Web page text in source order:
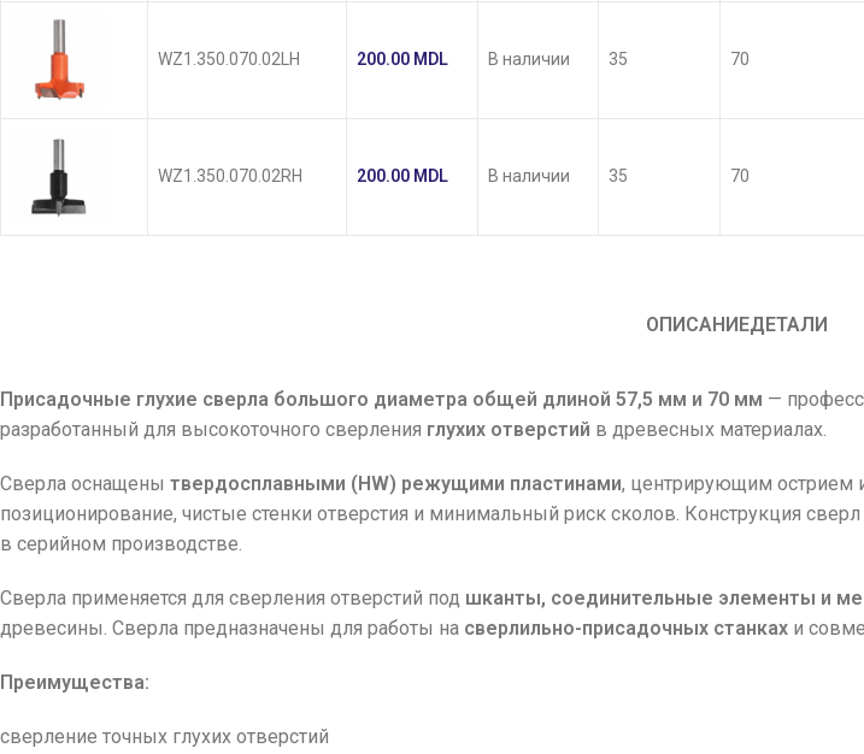
WZ1.350.070.02LH 200.00 MDL В наличии 35 70
WZ1.350.070.02RH 200.00 MDL В наличии 35 70
ОПИСАНИЕДЕТАЛИ
Присадочные глухие сверла большого диаметра общей длиной 57,5 мм и 70 мм —
разработанный для высокоточного сверления глухих отверстий в древесных материалах.
Сверла оснащены твердосплавными (HW) режущими пластинами, центрирующим острием
позиционирование, чистые стенки отверстия и минимальный риск сколов. Конструкция
в серийном производстве.
Сверла применяется для сверления отверстий под шканты, соединительные элементы и
древесины. Сверла предназначены для работы на сверлильно-присадочных станках и
Преимущества:
сверление точных глухих отверстий